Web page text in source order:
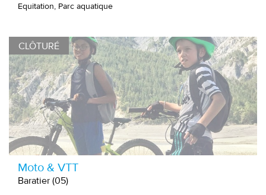
Equitation, Parc aquatique
CLÔTURÉ
Moto & VTT
Baratier (05)